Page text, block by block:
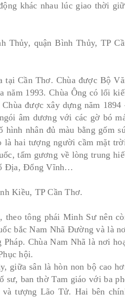
khác nhau lúc giao thời
Thủy, quận Bình Thủy, TP
tại Cần Thơ. Chùa được Bộ
năm 1993. Chùa Ông có lối
được xây dựng năm 1894
âm dương với các gờ bó
hình nhân đủ màu bằng gốm
là hai tượng người cầm mặt
tấm gương về lòng trung
Địa, Đổng Vĩnh…
Kiều, TP Cần Thơ.
theo tông phái Minh Sư nên
bắc Nam Nhã Đường và là
Chùa Nam Nhã là nơi
hội.
giữa sân là hòn non bộ cao
sư, ban thờ Tam giáo với ba
tượng Lão Tử. Hai bên
Danh Sơn Trung Quốc - Phần
09/2019 Bởi:Admin